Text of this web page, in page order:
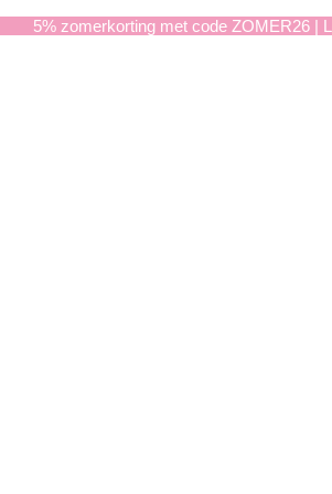
5% zomerkorting met code ZOMER26 |